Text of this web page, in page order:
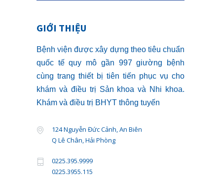
GIỚI THIỆU
Bệnh viện được xây dựng theo tiêu chuẩn
quốc tế quy mô gần 997 giường bệnh
cùng trang thiết bị tiên tiến phục vụ cho
khám và điều trị Sản khoa và Nhi khoa.
Khám và điều trị BHYT thông tuyến
124 Nguyễn Đức Cảnh, An Biên
Q Lê Chân, Hải Phòng
0225.395.9999
0225.3955.115